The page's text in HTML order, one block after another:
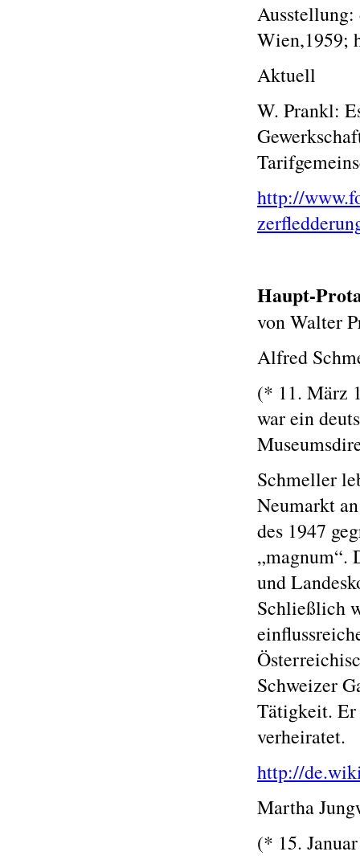
Ausstellung:
Wien,1959;
Aktuell
W. Prankl:
http://
Haupt-
von Walter
Alfred
(* 11. März
war ein
Schmeller
Neumarkt
des 1947
„magnum“.
und
Schließlich
Schweizer
Tätigkeit.
verheiratet.
http://
Martha
(* 15.